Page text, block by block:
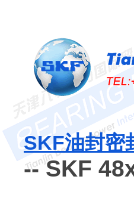
SKF油封密
-- SKF